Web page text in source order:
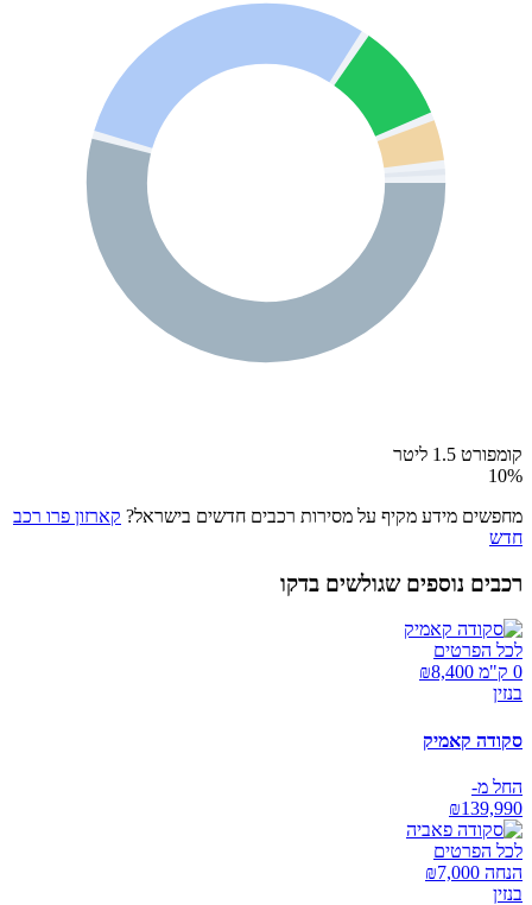
קומפורט 1.5 ליטר
10%
מחפשים מידע מקיף על מסירות רכבים חדשים בישראל? קארזון פרו רכב
חדש
רכבים נוספים שגולשים בדקו
לכל הפרטים
0 ק"מ ₪
8,400
בנזין
סקודה קאמיק
החל מ-
₪139,990
לכל הפרטים
הנחה ₪ 7,000
בנזין